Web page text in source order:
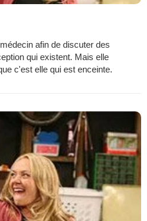
afin de discuter des
qui existent. Mais elle
c'est elle qui est enceinte.